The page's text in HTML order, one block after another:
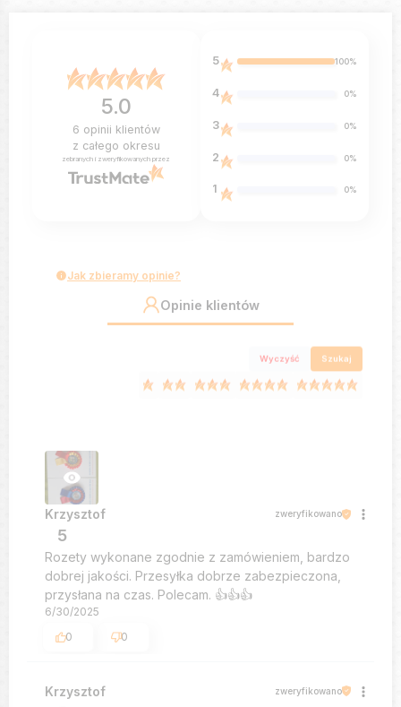
5.0
6 opinii klientów
z całego okresu
zebranych i zweryfikowanych przez
5 100%
4 0%
3 0%
2 0%
1 0%
Jak zbieramy opinie?
Opinie klientów
Wyczyść Szukaj
Krzysztof zweryfikowano
5
Rozety wykonane zgodnie z zamówieniem, bardzo
dobrej jakości. Przesyłka dobrze zabezpieczona,
przysłana na czas. Polecam. 👍️👍️👍️
6/30/2025
0
0
Krzysztof zweryfikowano